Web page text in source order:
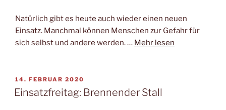
Natürlich gibt es heute auch wieder einen neuen
Einsatz. Manchmal können Menschen zur Gefahr für
sich selbst und andere werden. … Mehr lesen
VERÖFFENTLICHT
AM
14. FEBRUAR 2020
Einsatzfreitag: Brennender Stall